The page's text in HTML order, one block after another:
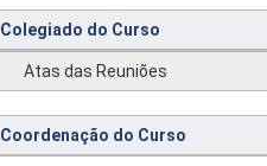
Colegiado do Curso
Atas das Reuniões
Coordenação do Curso